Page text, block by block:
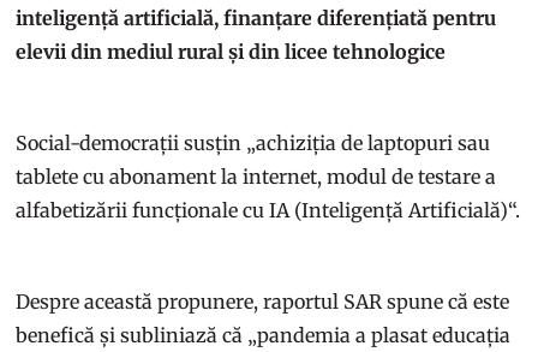
inteligență artificială, finanțare diferențiată pentru
elevii din mediul rural și din licee tehnologice
Social-democrații susțin „achiziția de laptopuri sau
tablete cu abonament la internet, modul de testare a
alfabetizării funcționale cu IA (Inteligență Artificială)“.
Despre această propunere, raportul SAR spune că este
benefică și subliniază că „pandemia a plasat educația